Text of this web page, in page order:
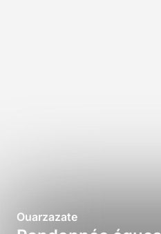
Ouarzazate